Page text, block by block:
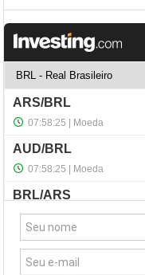
NewsLetter